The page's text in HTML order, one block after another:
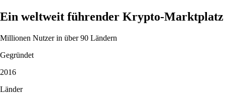
Ein weltweit führender Krypto-Marktplatz
Millionen Nutzer in über 90 Ländern
Gegründet
2016
Länder